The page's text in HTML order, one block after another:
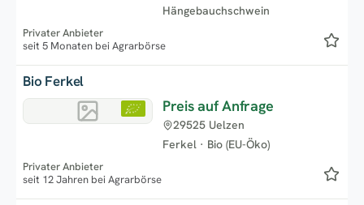
Hängebauchschwein
Privater Anbieter
seit 5 Monaten bei Agrarbörse
Bio Ferkel
Preis auf Anfrage
Ferkel · Bio (EU-Öko)
29525 Uelzen
Privater Anbieter
seit 12 Jahren bei Agrarbörse